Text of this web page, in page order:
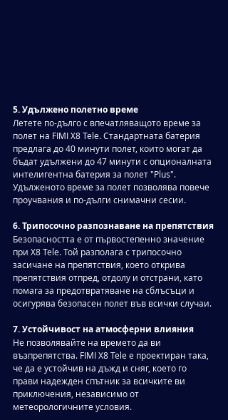
5. Удължено полетно време
Летете по-дълго с впечатляващото време за
полет на FIMI X8 Tele. Стандартната батерия
предлага до 40 минути полет, които могат да
бъдат удължени до 47 минути с опционалната
интелигентна батерия за полет "Plus".
Удълженото време за полет позволява повече
проучвания и по-дълги снимачни сесии.
6. Трипосочно разпознаване на препятствия
Безопасността е от първостепенно значение
при X8 Tele. Той разполага с трипосочно
засичане на препятствия, което открива
препятствия отпред, отдолу и отстрани, като
помага за предотвратяване на сблъсъци и
осигурява безопасен полет във всички случаи.
7. Устойчивост на атмосферни влияния
Не позволявайте на времето да ви
възпрепятства. FIMI X8 Tele е проектиран така,
че да е устойчив на дъжд и сняг, което го
прави надежден спътник за всичките ви
приключения, независимо от
метеорологичните условия.